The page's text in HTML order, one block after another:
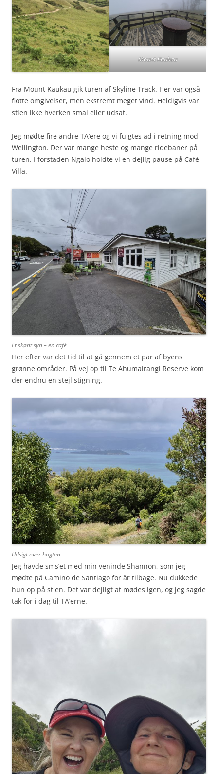
Mount Kaukau
Fra Mount Kaukau gik turen af Skyline Track. Her var også
flotte omgivelser, men ekstremt meget vind. Heldigvis var
stien ikke hverken smal eller udsat.
Jeg mødte fire andre TA’ere og vi fulgtes ad i retning mod
Wellington. Der var mange heste og mange ridebaner på
turen. I forstaden Ngaio holdte vi en dejlig pause på Café
Villa.
Et skønt syn – en café
Her efter var det tid til at gå gennem et par af byens
grønne områder. På vej op til Te Ahumairangi Reserve kom
der endnu en stejl stigning.
Udsigt over bugten
Jeg havde sms’et med min veninde Shannon, som jeg
mødte på Camino de Santiago for år tilbage. Nu dukkede
hun op på stien. Det var dejligt at mødes igen, og jeg sagde
tak for i dag til TA’erne.